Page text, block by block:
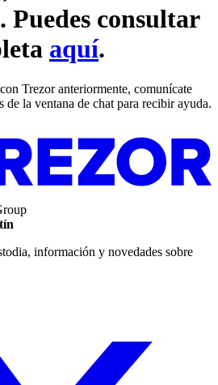
Puedes consultar
aquí.
Trezor anteriormente, comunícate
de la ventana de chat para recibir ayuda.
información y novedades sobre